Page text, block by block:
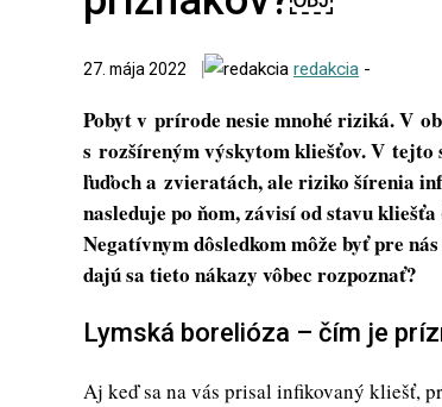
27. mája 2022 redakcia -
Pobyt v prírode nesie mnohé riziká. V
s rozšíreným výskytom kliešťov. V tejto
ľuďoch a zvieratách, ale riziko šírenia
nasleduje po ňom, závisí od stavu
Negatívnym dôsledkom môže byť pre
dajú sa tieto nákazy vôbec rozpoznať?
Lymská borelióza – čím je
Aj keď sa na vás prisal infikovaný kliešť,